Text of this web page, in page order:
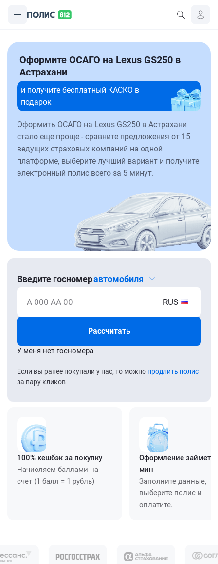
Оформите ОСАГО на Lexus GS250 в
Астрахани
и получите бесплатный КАСКО в
подарок
Оформить ОСАГО на Lexus GS250 в Астрахани
стало еще проще - сравните предложения от 15
ведущих страховых компаний на одной
платформе, выберите лучший вариант и получите
электронный полис всего за 5 минут.
Введите госномеравтомобиля
А 000 АА 00 RUS
Рассчитать
Если вы ранее покупали у нас, то можно продлить полис
за пару кликов
У меня нет госномера
100% кешбэк за покупку
Начисляем баллами на
счет (1 балл = 1 рубль)
Оформление займет
мин
Заполните данные,
выберите полис и
оплатите.